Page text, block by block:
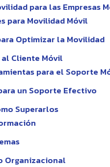
para las Empresas
para Movilidad Móvil
Optimizar la Movilidad
Cliente Móvil
para el Soporte
un Soporte Efectivo
Superarlos
Organizacional